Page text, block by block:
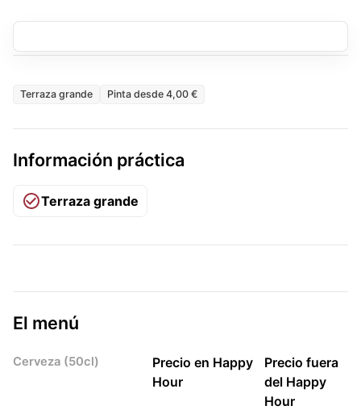
Terraza grande Pinta desde 4,00 €
Información práctica
Terraza grande
El menú
Cerveza (50cl)
Precio en Happy
Hour
Precio fuera
del Happy
Hour